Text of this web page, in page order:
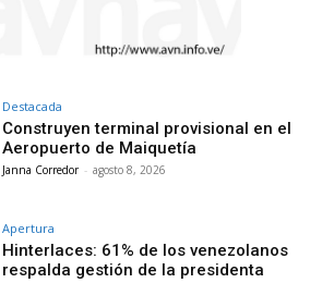
Destacada
Construyen terminal provisional en el
Aeropuerto de Maiquetía
Janna Corredor - agosto 8, 2026
Apertura
Hinterlaces: 61% de los venezolanos
respalda gestión de la presidenta